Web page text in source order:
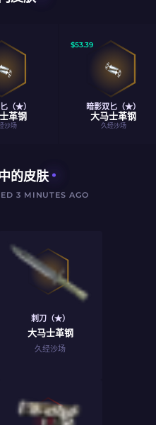
（★）
革钢
沙场
$53.39
暗影双匕（★）
大马士革钢
久经沙场
的皮肤
3 MINUTES AGO
刺刀（★）
大马士革钢
久经沙场